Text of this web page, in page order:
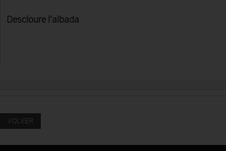
Descloure l'albada
VOLVER